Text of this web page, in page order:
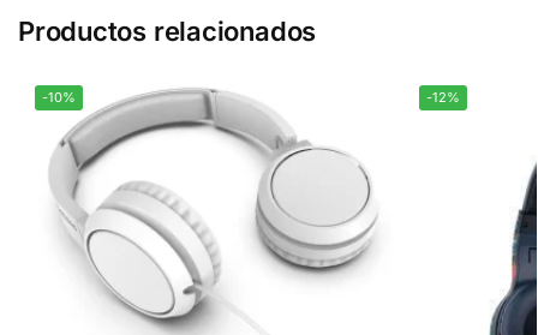
Productos relacionados
-10% -12%